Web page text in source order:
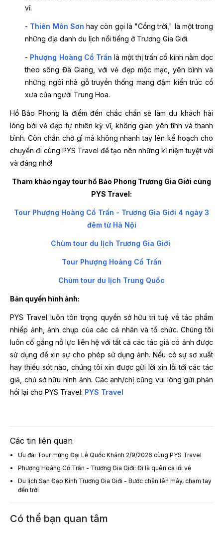
vĩ.
- Thiên Môn Sơn hay còn gọi là "Cổng trời," là một trong
những địa danh du lịch nổi tiếng ở Trương Gia Giới.
- Phượng Hoàng Cổ Trấn là một thị trấn cổ kính nằm dọc
theo sông Đà Giang, với vẻ đẹp mộc mạc, yên bình và
những ngôi nhà gỗ truyền thống mang đậm kiến trúc cổ
xưa của người Trung Hoa.
Hồ Bảo Phong là điểm đến chắc chắn sẽ làm du khách hài
lòng bởi vẻ đẹp tự nhiên kỳ vĩ, không gian yên tĩnh và thanh
bình. Còn chần chờ gì mà không nhanh tay lên kế hoạch cho
chuyến đi cùng PYS Travel để tạo nên những kỉ niệm tuyệt vời
và đáng nhớ!
Tham khảo ngay tour hồ Bảo Phong Trương Gia Giới cùng
PYS Travel:
Tour Phượng Hoàng Cổ Trấn - Trương Gia Giới 4 ngày 3
đêm từ Hà Nội
Chùm tour du lịch Trương Gia Giới
Tour Phượng Hoàng Cổ Trấn
Chùm tour du lịch Trung Quốc
Bản quyền hình ảnh:
PYS Travel luôn tôn trọng quyền sở hữu trí tuệ về tác phẩm
nhiếp ảnh, ảnh chụp của các cá nhân và tổ chức. Chúng tôi
luôn cố gắng nỗ lực liên hệ với tất cả các tác giả có ảnh được
sử dụng để xin sự cho phép sử dụng ảnh. Nếu có sự sơ xuất
hay thiếu sót nào, chúng tôi xin được gửi lời xin lỗi tới các tác
giả, chủ sở hữu hình ảnh. Các anh/chị cũng vui lòng gửi phản
hồi lại cho PYS Travel: PYS Travel
Các tin liên quan
Ưu đãi Tour mừng Đại Lễ Quốc Khánh 2/9/2026 cùng PYS Travel
Phượng Hoàng Cổ Trấn - Trương Gia Giới: Đi là quên cả lối về
Du lịch Sạn Đạo Kính Trương Gia Giới - Bước chân lên mây, chạm tay
đến trời
Có thể bạn quan tâm